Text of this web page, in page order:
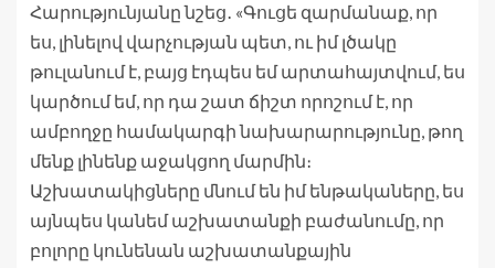
Հարությունյանը նշեց․ «Գուցե զարմանաք, որ
ես, լինելով վարչության պետ, ու իմ լծակը
թուլանում է, բայց էդպես եմ արտահայտվում, ես
կարծում եմ, որ դա շատ ճիշտ որոշում է, որ
ամբողջը համակարգի նախարարությունը, թող
մենք լինենք աջակցող մարմին։
Աշխատակիցները մնում են իմ ենթակաները, ես
այնպես կանեմ աշխատանքի բաժանումը, որ
բոլորը կունենան աշխատանքային